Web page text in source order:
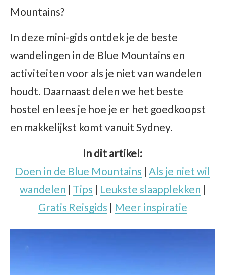
Mountains?
In deze mini-gids ontdek je de beste
wandelingen in de Blue Mountains en
activiteiten voor als je niet van wandelen
houdt. Daarnaast delen we het beste
hostel en lees je hoe je er het goedkoopst
en makkelijkst komt vanuit Sydney.
In dit artikel:
Doen in de Blue Mountains | Als je niet wil
wandelen | Tips | Leukste slaapplekken |
Gratis Reisgids | Meer inspiratie